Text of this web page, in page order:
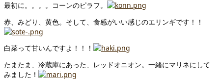
最初に。。。。コーンのピラフ。
赤、みどり、黄色。そして、食感がいい感じのエリンギです！！
白菜って甘いんですよ！！！
たまたま、冷蔵庫にあった、レッドオニオン。一緒にマリネにして
みました！